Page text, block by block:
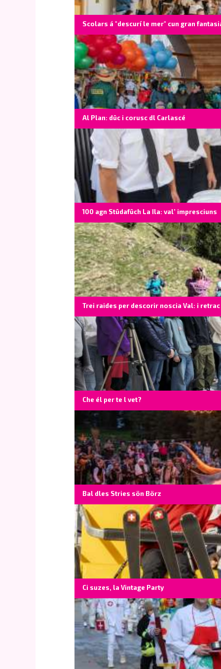
Scolars á "descurí le mer" cun gran
Al Plan: düc i corusc dl Carlascé
100 agn Stüdafüch La Ila: val’ impresciuns
Trei raides per descorir noscia Val: i retrac
Che él per te l vet?
Bal dles Stries sön Börz
Ci suzes, la Vintage Party